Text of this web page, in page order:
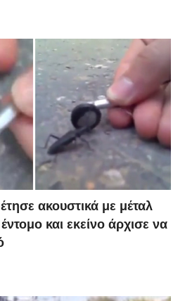
ακουστικά με μέταλ
και εκείνο άρχισε να